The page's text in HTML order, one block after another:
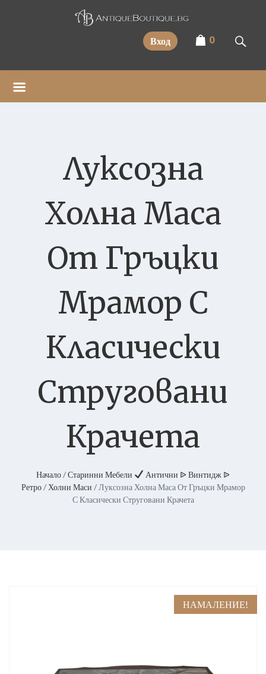
Вход 0
Луксозна
Холна Маса
От Гръцки
Мрамор С
Класически
Струговани
Крачета
Начало/Старинни Мебели
Антични ᐉ Винтидж ᐉ
Ретро/ Холни Маси / Луксозна Холна Маса От Гръцки Мрамор
С Класически Струговани Крачета
НАМАЛЕНИЕ!